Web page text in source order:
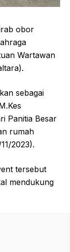
obor
Wartawan
sebagai
Panitia Besar
rumah
2023).
tersebut
mendukung